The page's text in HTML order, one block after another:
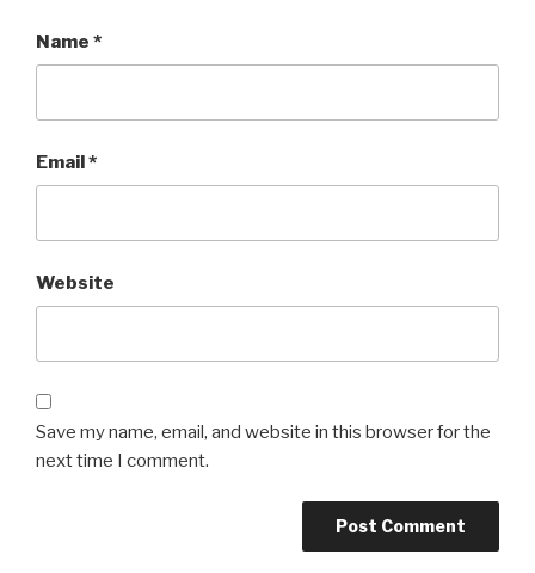
Name *
Email*
Website
Save my name, email, and website in this browser for the
next time I comment.